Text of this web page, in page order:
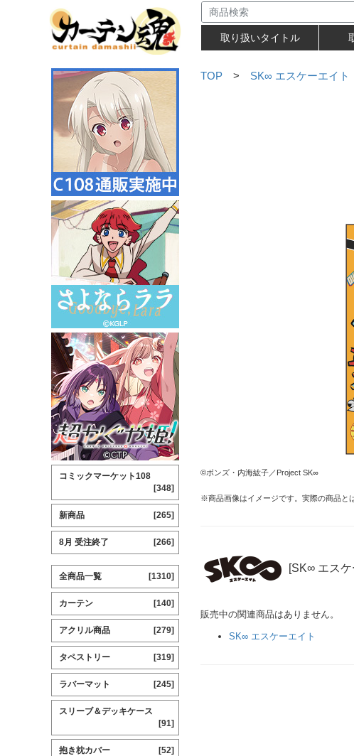
取り扱いタイトル
TOP > SK∞ エスケーエイト
©ボンズ・内海紘子／Project SK∞
※商品画像はイメージです。実際の商品と
[SK∞ エス
販売中の関連商品はありません。
SK∞ エスケーエイト
コミックマーケット108
[348]
新商品 [265]
8月 受注終了 [266]
全商品一覧 [1310]
カーテン [140]
アクリル商品 [279]
タペストリー [319]
ラバーマット [245]
スリーブ＆デッキケース
[91]
抱き枕カバー [52]